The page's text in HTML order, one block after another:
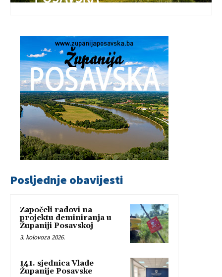
Posljednje obavijesti
Započeli radovi na
projektu deminiranja u
Županiji Posavskoj
3. kolovoza 2026.
141. sjednica Vlade
Županije Posavske